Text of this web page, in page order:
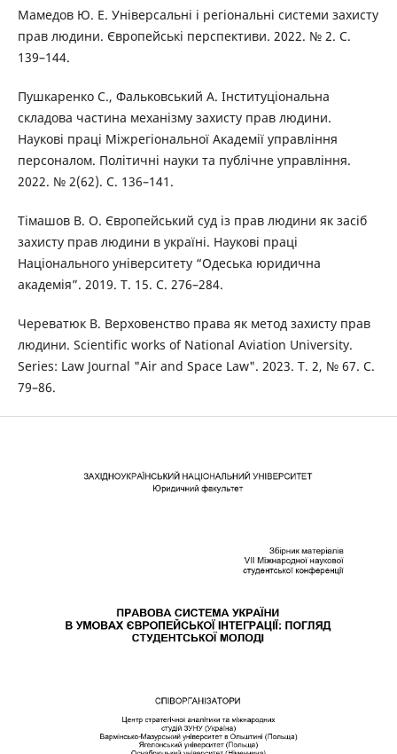
Мамедов Ю. Е. Універсальні і регіональні системи захисту
прав людини. Європейські перспективи. 2022. № 2. С.
139–144.
Пушкаренко С., Фальковський А. Інституціональна
складова частина механізму захисту прав людини.
Наукові праці Міжрегіональної Академії управління
персоналом. Політичні науки та публічне управління.
2022. № 2(62). С. 136–141.
Тімашов В. О. Європейський суд із прав людини як засіб
захисту прав людини в україні. Наукові праці
Національного університету “Одеська юридична
академія”. 2019. Т. 15. С. 276–284.
Череватюк В. Верховенство права як метод захисту прав
людини. Scientific works of National Aviation University.
Series: Law Journal "Air and Space Law". 2023. Т. 2, № 67. С.
79–86.